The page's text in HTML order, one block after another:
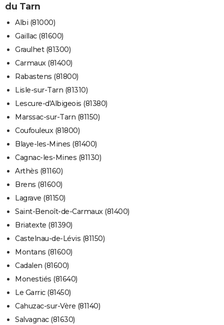
du Tarn
Albi (81000)
Gaillac (81600)
Graulhet (81300)
Carmaux (81400)
Rabastens (81800)
Lisle-sur-Tarn (81310)
Lescure-d'Albigeois (81380)
Marssac-sur-Tarn (81150)
Coufouleux (81800)
Blaye-les-Mines (81400)
Cagnac-les-Mines (81130)
Arthès (81160)
Brens (81600)
Lagrave (81150)
Saint-Benoît-de-Carmaux (81400)
Briatexte (81390)
Castelnau-de-Lévis (81150)
Montans (81600)
Cadalen (81600)
Monestiés (81640)
Le Garric (81450)
Cahuzac-sur-Vère (81140)
Salvagnac (81630)